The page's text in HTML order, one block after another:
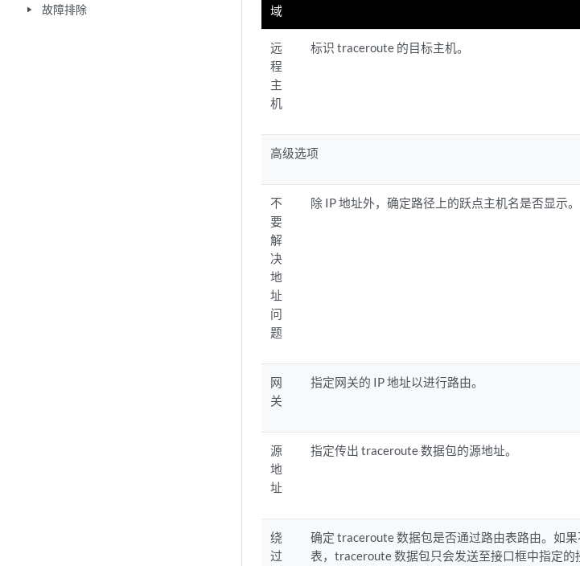
play_arrow 故障排除
域
远
程
主
机
标识 traceroute 的目标主机。
高级选项
不
要
解
决
地
址
问
题
除 IP 地址外，确定路径上的跃点主机名是否显示。
网
关
指定网关的 IP 地址以进行路由。
源
地
址
指定传出 traceroute 数据包的源地址。
绕
过
确定 traceroute 数据包是否通过路由表路由。如
表，traceroute 数据包只会发送至接口框中指定的